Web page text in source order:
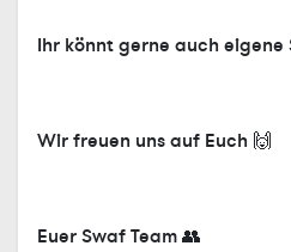
Ihr könnt gerne auch
Wir freuen uns auf Euch 🙌
Euer Swaf Team 👥